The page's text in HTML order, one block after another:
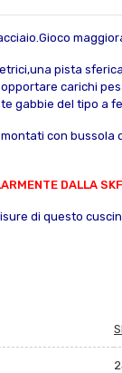
pista
carichi
gabbie del tipo a
con
DALLA
di questo